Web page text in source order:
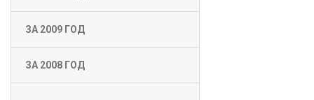
ЗА 2009 ГОД
ЗА 2008 ГОД